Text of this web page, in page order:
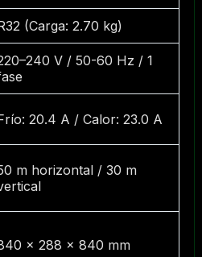
(Carga: 2.70 kg)
V / 50-60 Hz / 1
20.4 A / Calor: 23.0 A
m horizontal / 30 m
× 288 × 840 mm